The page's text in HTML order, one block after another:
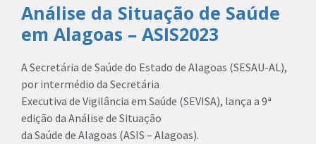
Análise da Situação de Saúde
em Alagoas – ASIS2023
A Secretária de Saúde do Estado de Alagoas (SESAU-AL),
por intermédio da Secretária
Executiva de Vigilância em Saúde (SEVISA), lança a 9ª
edição da Análise de Situação
da Saúde de Alagoas (ASIS – Alagoas).